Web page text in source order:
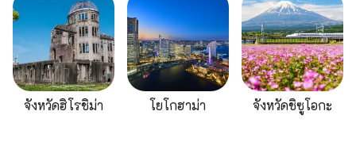
จังหวัดฮิโรชิม่า โยโกฮาม่า จังหวัดชิซูโอกะ